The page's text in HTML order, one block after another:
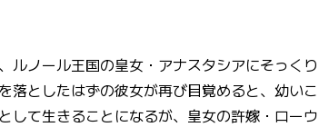
ルノール王国の皇女・アナスタシアにそっく
落としたはずの彼女が再び目覚めると、幼い
して生きることになるが、皇女の許嫁・ロー